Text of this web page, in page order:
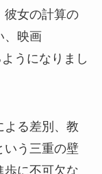
彼女の計算の
、映画
うになりまし
よる差別、教
いう三重の壁
歩に不可欠な